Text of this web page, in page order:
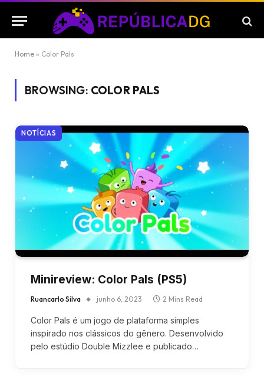
Home » Color Pals
BROWSING: COLOR PALS
NOTÍCIAS
Minireview: Color Pals (PS5)
Ruancarlo Silva junho 6, 2023 2 Mins Read
Color Pals é um jogo de plataforma simples
inspirado nos clássicos do gênero. Desenvolvido
pelo estúdio Double Mizzlee e publicado…